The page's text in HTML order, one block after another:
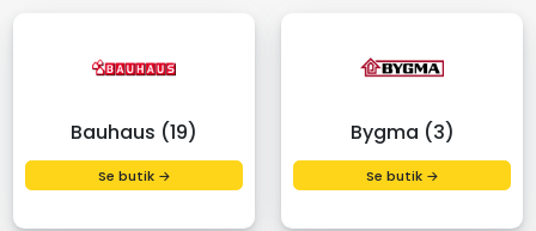
Bauhaus (19)
Se butik →
Bygma (3)
Se butik →